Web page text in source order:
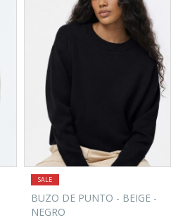
BUZO DE PUNTO - BEIGE -
NEGRO